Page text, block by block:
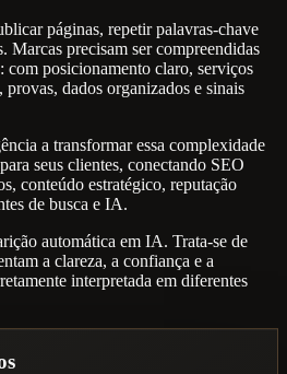
páginas, repetir palavras-chave
Marcas precisam ser compreendidas
com posicionamento claro, serviços
provas, dados organizados e sinais
a transformar essa complexidade
seus clientes, conectando SEO
conteúdo estratégico, reputação
de busca e IA.
automática em IA. Trata-se de
a clareza, a confiança e a
interpretada em diferentes